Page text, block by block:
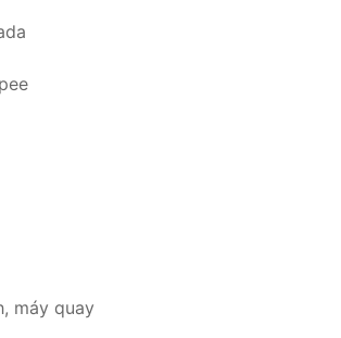
máy quay